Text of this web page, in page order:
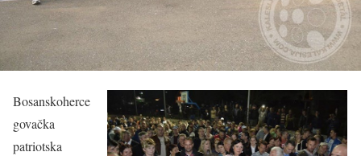
Bosanskoherce
govačka
patriotska